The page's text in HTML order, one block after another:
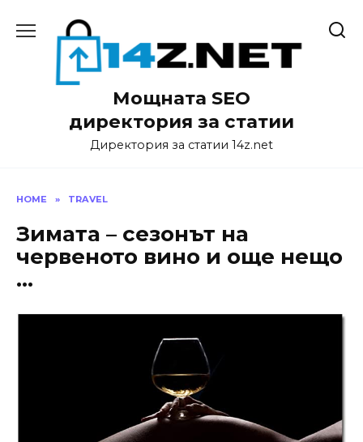
Мощната SEO
директория за статии
Директория за статии 14z.net
HOME » TRAVEL
Зимата – сезонът на
червеното вино и още нещо
…